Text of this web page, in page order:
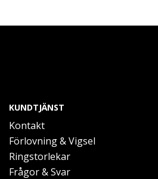
KUNDTJÄNST
Kontakt
Förlovning & Vigsel
Ringstorlekar
Frågor & Svar